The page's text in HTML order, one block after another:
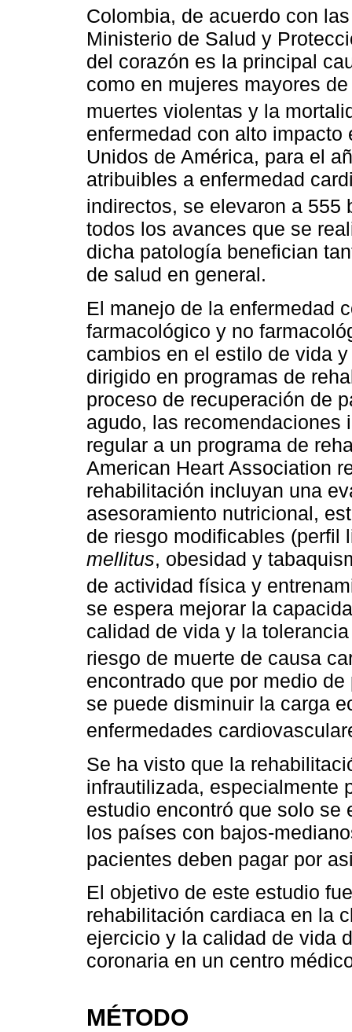
Colombia, de acuerdo con
Ministerio de Salud y
del corazón es la principal
como en mujeres mayores
muertes violentas y la
enfermedad con alto
Unidos de América, para el
atribuibles a enfermedad
indirectos, se elevaron a 555
todos los avances que se
dicha patología benefician
de salud en general.
El manejo de la enfermedad
farmacológico y no
cambios en el estilo de vida
dirigido en programas de
proceso de recuperación de
agudo, las
regular a un programa de
American Heart Association
rehabilitación incluyan una
asesoramiento nutricional,
de riesgo modificables (perfil
mellitus, obesidad y
de actividad física y
se espera mejorar la
calidad de vida y la
riesgo de muerte de causa
encontrado que por medio
se puede disminuir la carga
enfermedades
Se ha visto que la
infrautilizada, especialmente
estudio encontró que solo se
los países con bajos-
pacientes deben pagar por
El objetivo de este estudio
rehabilitación cardiaca en la
ejercicio y la calidad de vida
coronaria en un centro
MÉTODO